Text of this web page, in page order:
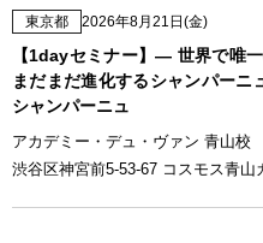
東京都 2026年8月21日(金)
【1dayセミナー】— 世界で唯
まだまだ進化するシャンパー
シャンパーニュ
アカデミー・デュ・ヴァン 青山校
渋谷区神宮前5-53-67 コスモス青山